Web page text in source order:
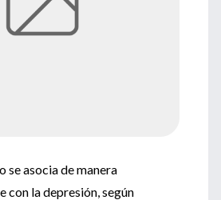
se asocia de manera
con la depresión, según